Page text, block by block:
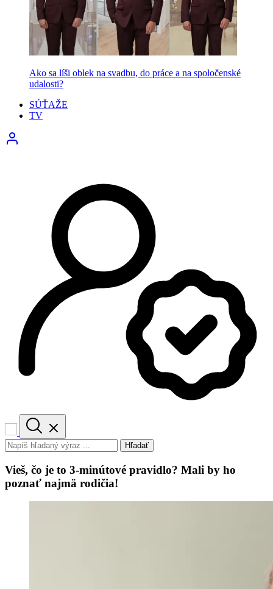
Ako sa líši oblek na svadbu, do práce a na spoločenské
udalosti?
SÚŤAŽE
TV
Hľadať
Vieš, čo je to 3-minútové pravidlo? Mali by ho
poznať najmä rodičia!